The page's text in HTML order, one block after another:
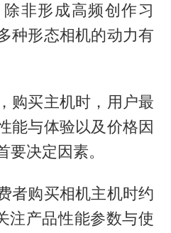
非形成高频创作习
种形态相机的动力有
购买主机时，用户最
能与体验以及价格因
决定因素。
者购买相机主机时约
注产品性能参数与使